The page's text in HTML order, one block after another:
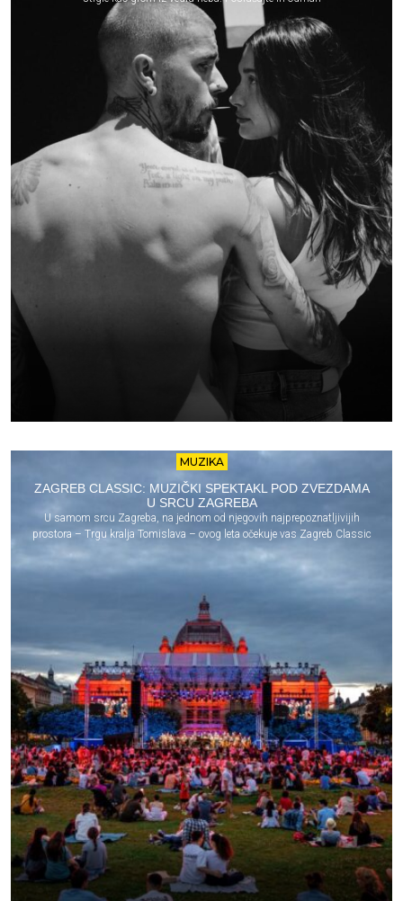
MUZIKA
ZAGREB CLASSIC: MUZIČKI SPEKTAKL POD ZVEZDAMA
U SRCU ZAGREBA
U samom srcu Zagreba, na jednom od njegovih najprepoznatljivijih
prostora – Trgu kralja Tomislava – ovog leta očekuje vas Zagreb Classic